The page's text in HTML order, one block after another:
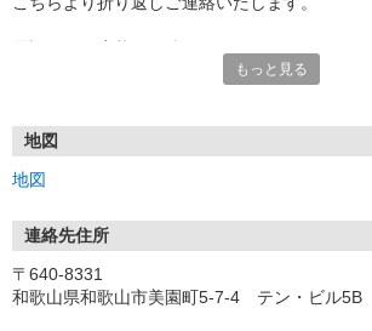
面接時には履歴書（写真貼付）をお持ちくださ
応募（電話またはウェブ）
面接（WEB面接も相談可）
※会社説明と面接を兼ねて行います。
気になる事はお気軽にご質問ください。
もっと見る
地図
地図
連絡先住所
〒640-8331
和歌山県和歌山市美園町5-7-4 テン・ビル5B